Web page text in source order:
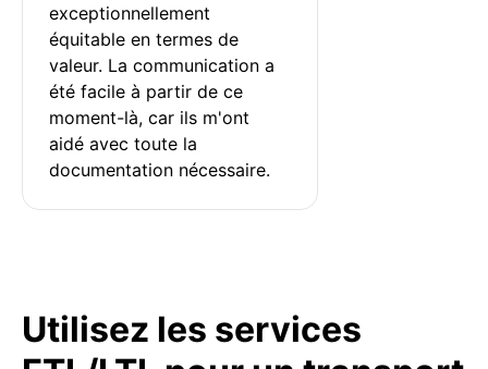
exceptionnellement
équitable en termes de
valeur. La communication a
été facile à partir de ce
moment-là, car ils m'ont
aidé avec toute la
documentation nécessaire.
Utilisez les services